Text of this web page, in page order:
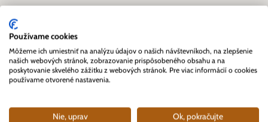
Používame cookies
Môžeme ich umiestniť na analýzu údajov o našich návštevníkoch, na zlepšenie
našich webových stránok, zobrazovanie prispôsobeného obsahu a na
poskytovanie skvelého zážitku z webových stránok. Pre viac informácií o cookies
používame otvorené nastavenia.
Nie, uprav Ok, pokračujte